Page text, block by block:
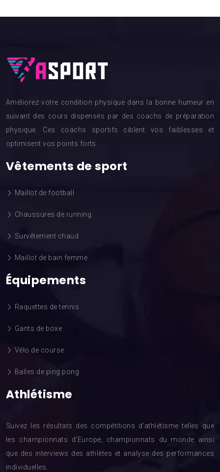
Améliorez votre condition physique dans la bonne humeur en
suivant des cours dispensés par des coachs de préparation
physique. Ces coachs sportifs ciblent vos faiblesses et
optimisent vos points forts.
Vêtements de sport
Maillot de football
Chaussures de running
Survêtement chaud
Maillot de bain femme
Équipements
Raquettes de tennis
Gants de boxe
Vélo de course
Balles de ping pong
Athlétisme
Suivez les résultats des compétitions d’athlétisme telles que
les championnats d’Europe, championnats du monde ainsi
que des interviews des athlètes et analyse des performances
individuelles.